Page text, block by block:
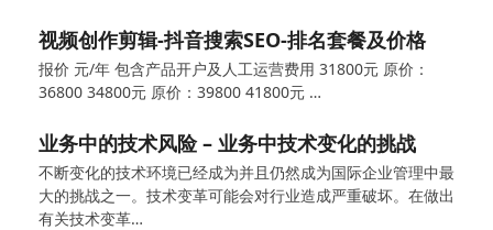
视频创作剪辑-抖音搜索SEO-排名套餐及价格
报价 元/年 包含产品开户及人工运营费用 31800元 原价：
36800 34800元 原价：39800 41800元 …
业务中的技术风险 – 业务中技术变化的挑战
不断变化的技术环境已经成为并且仍然成为国际企业管理中最
大的挑战之一。技术变革可能会对行业造成严重破坏。在做出
有关技术变革…